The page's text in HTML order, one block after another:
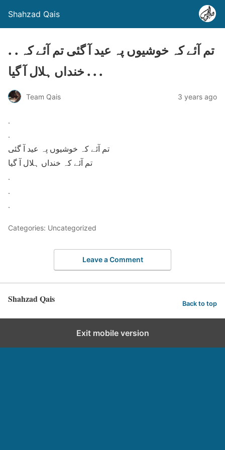
Shahzad Qais
. . تم آئے کہ خوشیوں پہ عید آ گئی تم آئے کہ
خنداں ہلال آ گیا . . .
Team Qais 3 years ago
.
.
تم آئے کہ خوشیوں پہ عید آ گئی
تم آئے کہ خنداں ہلال آ گیا
.
.
.
Categories: Uncategorized
Leave a Comment
Shahzad Qais Back to top
Exit mobile version